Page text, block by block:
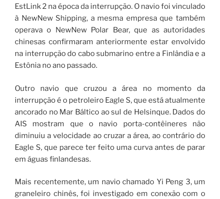
EstLink 2 na época da interrupção. O navio foi vinculado
à NewNew Shipping, a mesma empresa que também
operava o NewNew Polar Bear, que as autoridades
chinesas confirmaram anteriormente estar envolvido
na interrupção do cabo submarino entre a Finlândia e a
Estônia no ano passado.
Outro navio que cruzou a área no momento da
interrupção é o petroleiro Eagle S, que está atualmente
ancorado no Mar Báltico ao sul de Helsinque. Dados do
AIS mostram que o navio porta-contêineres não
diminuiu a velocidade ao cruzar a área, ao contrário do
Eagle S, que parece ter feito uma curva antes de parar
em águas finlandesas.
Mais recentemente, um navio chamado Yi Peng 3, um
graneleiro chinês, foi investigado em conexão com o